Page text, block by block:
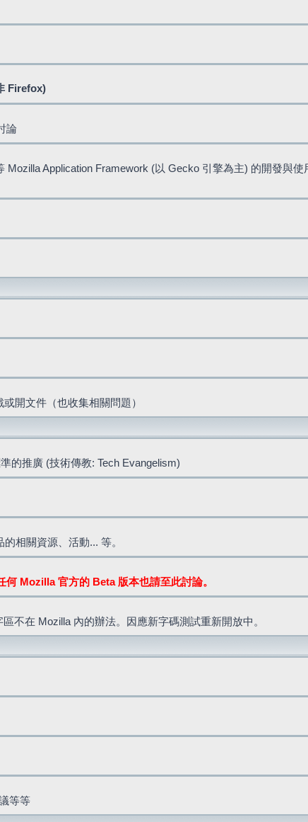
Firefox)
論
Mozilla Application Framework (以 Gecko 引擎為主) 的開發與使
開文件（也收集相關問題）
的推廣 (技術傳教: Tech Evangelism)
相關資源、活動... 等。
何 Mozilla 官方的 Beta 版本也請至此討論。
不在 Mozilla 內的辦法。因應新字碼測試重新開放中。
等等